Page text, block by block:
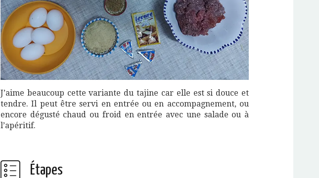
J’aime beaucoup cette variante du tajine car elle est si douce et
tendre. Il peut être servi en entrée ou en accompagnement, ou
encore dégusté chaud ou froid en entrée avec une salade ou à
l’apéritif.
Étapes